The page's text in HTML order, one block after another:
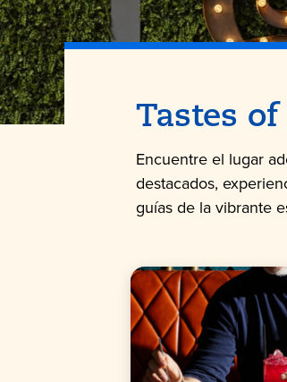
Tastes of
Encuentre el lugar
destacados,
guías de la vibrante